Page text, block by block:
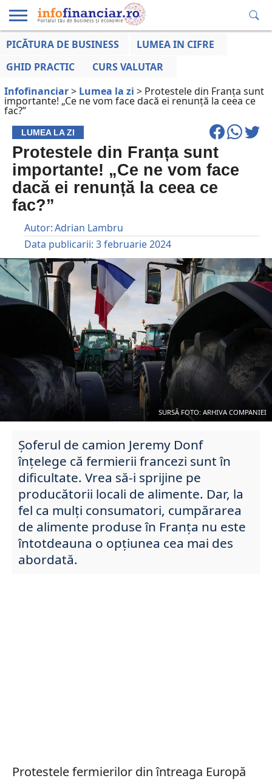
EDUCAȚIE
LA ZI
AFACERILOR
PICĂTURA DE BUSINESS
LUMEA IN CIFRE
GHID PRACTIC
CURS VALUTAR
Infofinanciar> Lumea la zi > Protestele din Franța sunt
importante! „Ce ne vom face dacă ei renunță la ceea ce
fac?”
LUMEA LA ZI
Protestele din Franța sunt
importante! „Ce ne vom face
dacă ei renunță la ceea ce
fac?”
Autor:Adrian Lambru
Data publicarii: 3 februarie 2024
SURSĂ FOTO: ARHIVA COMPANIEI
Șoferul de camion Jeremy Donf
înțelege că fermierii francezi sunt în
dificultate. Vrea să-i sprijine pe
producătorii locali de alimente. Dar, la
fel ca mulți consumatori, cumpărarea
de alimente produse în Franța nu este
întotdeauna o opțiunea cea mai des
abordată.
Protestele fermierilor din întreaga Europă